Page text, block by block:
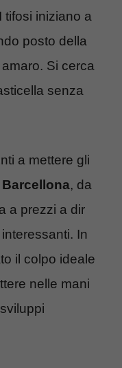
tifosi iniziano a
posto della
Si cerca
senza
a mettere gli
Barcellona, da
a prezzi a dir
In
il colpo ideale
nelle mani